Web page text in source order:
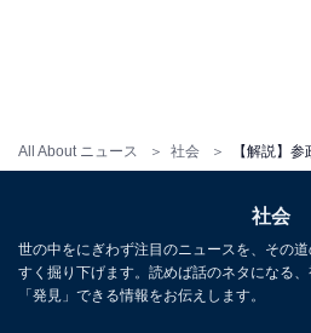
All About ニュース 社会
社会
世の中をにぎわず注目のニュースを、その
すく掘り下げます。読めば話のネタになる
「発見」できる情報をお伝えします。